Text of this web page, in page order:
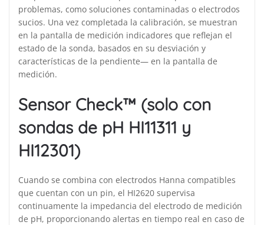
problemas, como soluciones contaminadas o electrodos
sucios. Una vez completada la calibración, se muestran
en la pantalla de medición indicadores que reflejan el
estado de la sonda, basados en su desviación y
características de la pendiente— en la pantalla de
medición.
Sensor Check™ (solo con
sondas de pH HI11311 y
HI12301)
Cuando se combina con electrodos Hanna compatibles
que cuentan con un pin, el HI2620 supervisa
continuamente la impedancia del electrodo de medición
de pH, proporcionando alertas en tiempo real en caso de